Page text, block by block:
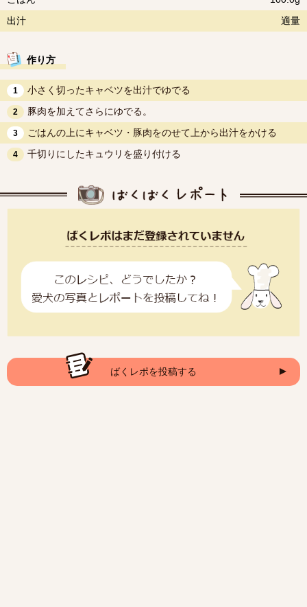
出汁
適量
作り方
1 小さく切ったキャベツを出汁でゆでる
2 豚肉を加えてさらにゆでる。
3 ごはんの上にキャベツ・豚肉をのせて上から出汁をかける
4 千切りにしたキュウリを盛り付ける
ばくレポを投稿する